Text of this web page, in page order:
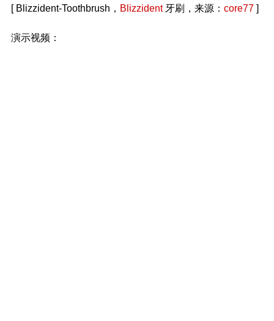
[ Blizzident-Toothbrush， Blizzident牙刷，来源： core77]
演示视频：